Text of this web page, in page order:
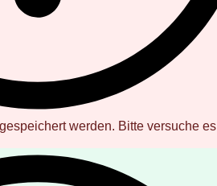
werden. Bitte versuche es